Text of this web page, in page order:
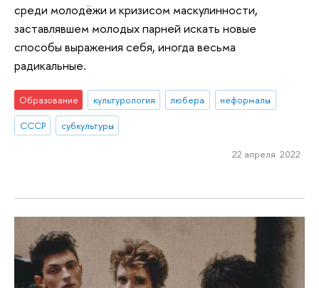
среди молодёжи и кризисом маскулинности,
заставлявшем молодых парней искать новые
способы выражения себя, иногда весьма
радикальные.
Образование культурология любера
неформалы
СССР
субкультуры
22 апреля 2022